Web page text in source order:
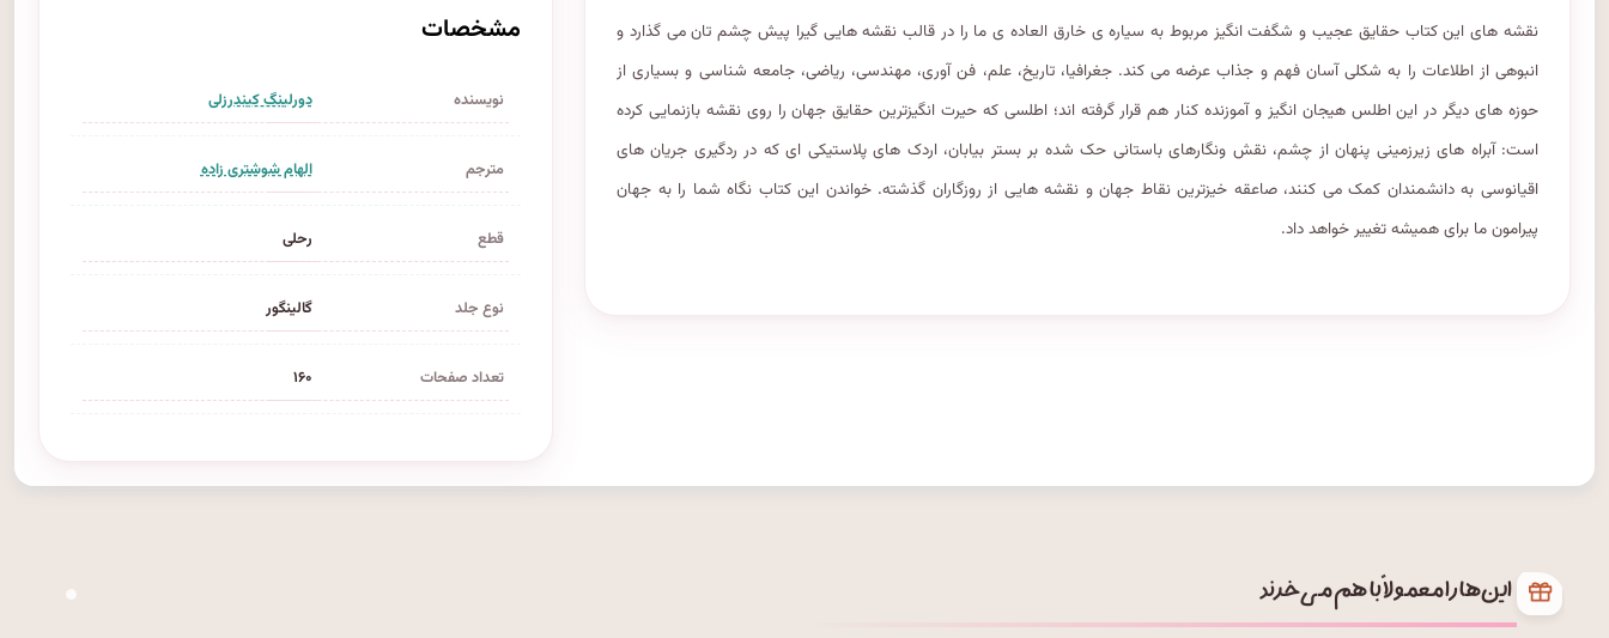
نقشه های این کتاب حقایق عجیب و شگفت انگیز مربوط به سیاره ی خارق العاده ی ما را در قالب نقشه هایی گیرا پیش چشم تان می گذارد و
انبوهی از اطلاعات را به شکلی آسان فهم و جذاب عرضه می کند. جغرافیا، تاریخ، علم، فن آوری، مهندسی، ریاضی، جامعه شناسی و بسیاری از
حوزه های دیگر در این اطلس هیجان انگیز و آموزنده کنار هم قرار گرفته اند؛ اطلسی که حیرت انگیزترین حقایق جهان را روی نقشه بازنمایی کرده
است: آبراه های زیرزمینی پنهان از چشم، نقش ونگارهای باستانی حک شده بر بستر بیابان، اردک های پلاستیکی ای که در ردگیری جریان های
اقیانوسی به دانشمندان کمک می کنند، صاعقه خیزترین نقاط جهان و نقشه هایی از روزگاران گذشته. خواندن این کتاب نگاه شما را به جهان
پیرامون ما برای همیشه تغییر خواهد داد.
مشخصات
نویسنده دورلینگ کیندرزلی
مترجم الهام شوشتری زاده
قطع رحلی
نوع جلد گالینگور
تعداد صفحات ۱۶۰
این‌ها را معمولاً با هم می‌خرند